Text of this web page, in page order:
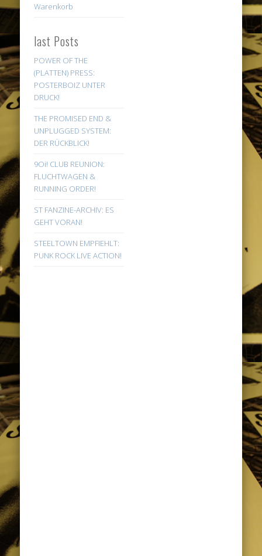
Warenkorb
last Posts
POWER OF THE
(PLATTEN) PRESS:
POSTERBOIZ UNTER
DRUCK!
THE PROMISED END &
UNPLUGGED SYSTEM:
DER RÜCKBLICK!
9Oi! CLUB REUNION:
FLUCHTWAGEN &
RUNNING ORDER!
ST FANZINE-ARCHIV: ES
GEHT VORAN!
STEELTOWN EMPFIEHLT:
PUNK ROCK LIVE ACTION!